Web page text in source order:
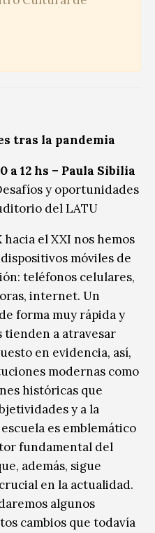
tras la pandemia
a 12 hs – Paula Sibilia
y oportunidades
del LATU
el XXI nos hemos
móviles de
teléfonos celulares,
internet. Un
forma muy rápida y
tienden a atravesar
en evidencia, así,
modernas como
históricas que
y a la
es emblemático
fundamental del
además, sigue
en la actualidad.
algunos
cambios que todavía